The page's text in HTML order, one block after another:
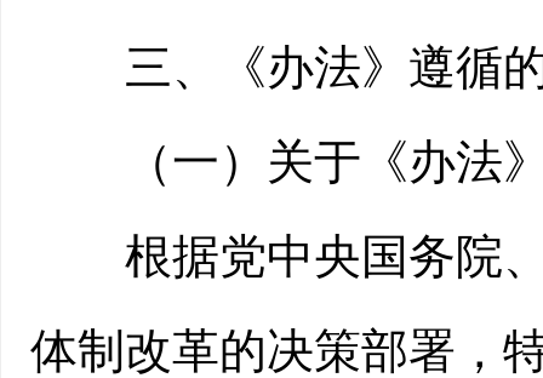
三、《办法》遵循的
（一）关于《办法》
根据党中央国务院、
体制改革的决策部署，